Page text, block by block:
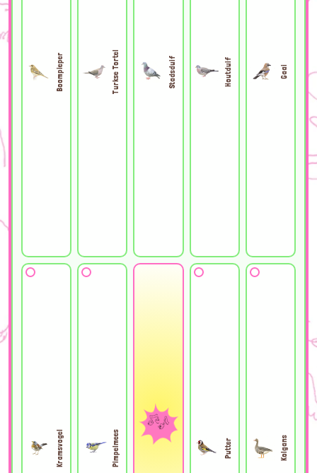
Boompieper Turkse Tortel Stadsduif Houtduif Gaai
Kramsvogel Pimpelmees Putter Kolgans